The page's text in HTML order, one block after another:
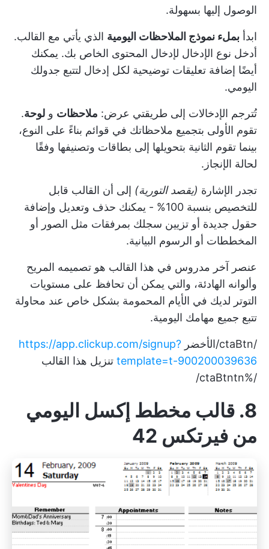
الوصول إليها بسهولة.
ابدأ بملء نموذج الملاحظات اليومية الذي يأتي مع القالب.
أدخل نوع الإدخال لإدخال المحتوى الخاص بك. يمكنك
أيضًا إضافة تعليقات توضيحية لكل إدخال لتتبع جدولك
اليومي.
تُترجم الإدخالات إلى طريقتي عرض: ملاحظات و لوحة.
تقوم الأولى بتجميع ملاحظاتك في قوائم بناءً على النوع،
بينما تقوم الثانية بتحويلها إلى بطاقات وتصنيفها وفقًا
لحالة الإنجاز.
تجدر الإشارة (يقصد التورية) إلى أن القالب قابل
للتخصيص بنسبة 100% - يمكنك حذف وتعديل وإضافة
حقول جديدة أو تزيين سجلك بمرفقات مثل الصور أو
المخططات أو الرسوم البيانية.
عنصر آخر مدروس في هذا القالب هو تصميمه المريح
وألوانه الهادئة، والتي يمكن أن تحافظ على مستويات
التوتر لديك في الأيام المحمومة بشكل خاص عند محاولة
تتبع جميع مهامك اليومية.
/ctaBtn/الأخضر
https://app.clickup.com/signup?
template=t-900200039636 تنزيل هذا القالب
/%ctaBtntn/
8. قالب مخطط إكسل اليومي
من فيرتكس 42